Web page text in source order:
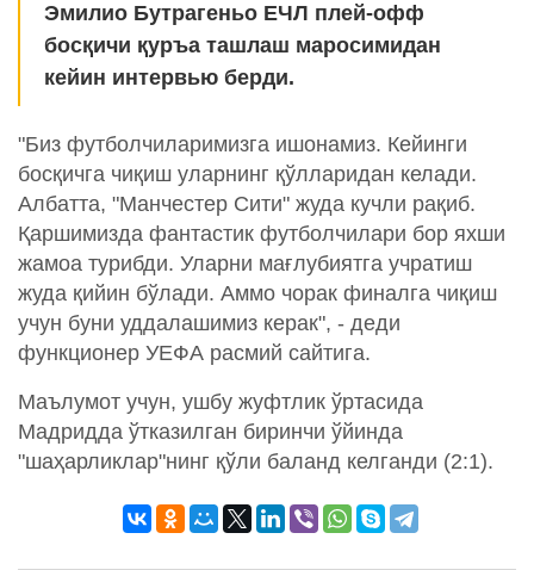
Эмилио Бутрагеньо ЕЧЛ плей-офф
босқичи қуръа ташлаш маросимидан
кейин интервью берди.
"Биз футболчиларимизга ишонамиз. Кейинги
босқичга чиқиш уларнинг қўлларидан келади.
Албатта, "Манчестер Сити" жуда кучли рақиб.
Қаршимизда фантастик футболчилари бор яхши
жамоа турибди. Уларни мағлубиятга учратиш
жуда қийин бўлади. Аммо чорак финалга чиқиш
учун буни уддалашимиз керак", - деди
функционер УЕФА расмий сайтига.
Маълумот учун, ушбу жуфтлик ўртасида
Мадридда ўтказилган биринчи ўйинда
"шаҳарликлар"нинг қўли баланд келганди (2:1).